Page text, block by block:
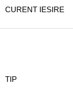
CURENT IESIRE
TIP